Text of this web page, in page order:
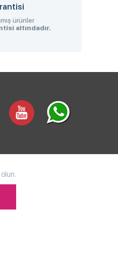
ürünler
altındadır.